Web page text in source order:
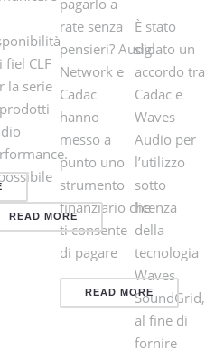
fiel CLF
la serie
READ MORE
pagarlo a
rate senza
pensieri? Audio
Network e
Cadac
hanno
messo a
punto uno
strumento
finanziario che
ti consente
di pagare
READ MORE
È stato
siglato un
accordo tra
Cadac e
Waves
Audio per
l’utilizzo
sotto
licenza
della
tecnologia
Waves
SoundGrid,
al fine di
fornire